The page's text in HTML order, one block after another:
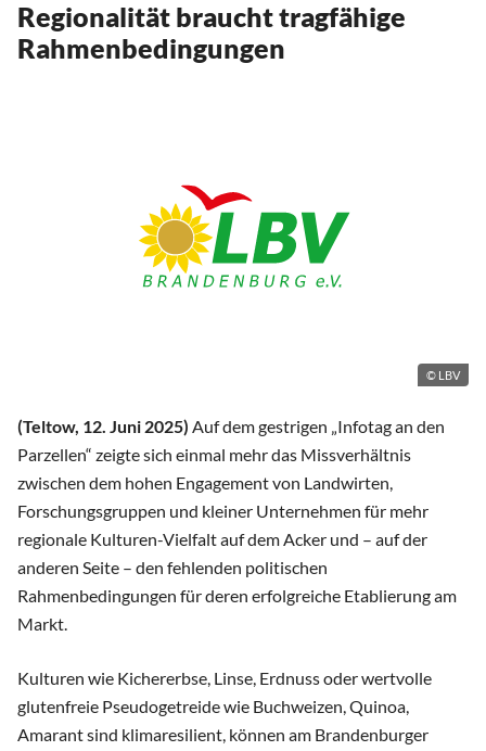
Regionalität braucht tragfähige
Rahmenbedingungen
© LBV
(Teltow, 12. Juni 2025) Auf dem gestrigen „Infotag an den
Parzellen“ zeigte sich einmal mehr das Missverhältnis
zwischen dem hohen Engagement von Landwirten,
Forschungsgruppen und kleiner Unternehmen für mehr
regionale Kulturen-Vielfalt auf dem Acker und – auf der
anderen Seite – den fehlenden politischen
Rahmenbedingungen für deren erfolgreiche Etablierung am
Markt.
Kulturen wie Kichererbse, Linse, Erdnuss oder wertvolle
glutenfreie Pseudogetreide wie Buchweizen, Quinoa,
Amarant sind klimaresilient, können am Brandenburger